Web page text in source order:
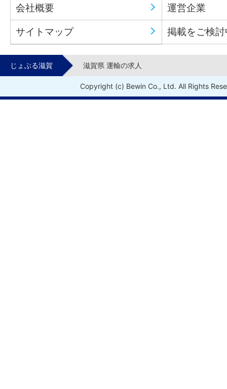
会社概要 運営企業
サイトマップ 掲載をご検
じょぶる滋賀 滋賀県 運輸の求人
Copyright (c) Bewin Co., Ltd. All Rights